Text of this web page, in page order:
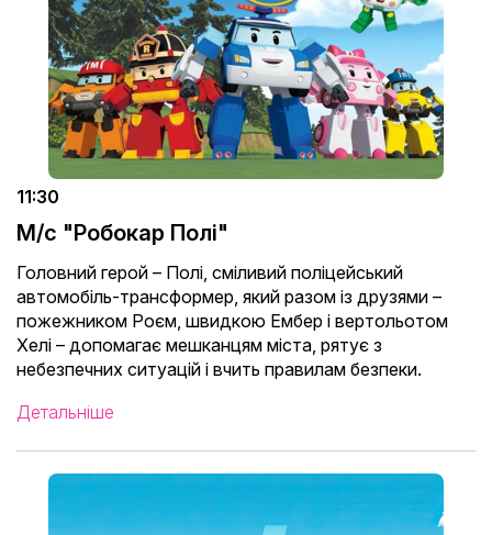
11:30
М/с "Робокар Полі"
Головний герой – Полі, сміливий поліцейський
автомобіль-трансформер, який разом із друзями –
пожежником Роєм, швидкою Ембер і вертольотом
Хелі – допомагає мешканцям міста, рятує з
небезпечних ситуацій і вчить правилам безпеки.
Детальніше